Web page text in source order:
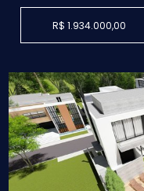
R$ 1.934.000,00